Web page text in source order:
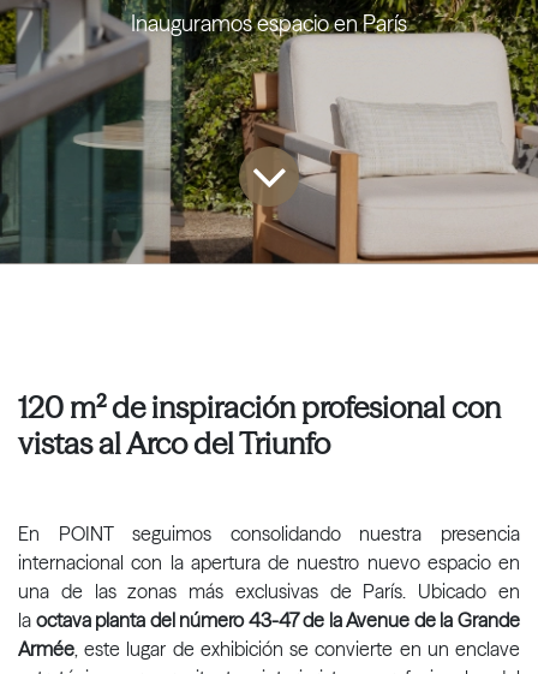
Inauguramos espacio en París
120 m² de inspiración profesional con
vistas al Arco del Triunfo
En POINT seguimos consolidando nuestra presencia
internacional con la apertura de nuestro nuevo espacio en
una de las zonas más exclusivas de París. Ubicado en
la octava planta del número 43-47 de la Avenue de la Grande
Armée , este lugar de exhibición se convierte en un enclave